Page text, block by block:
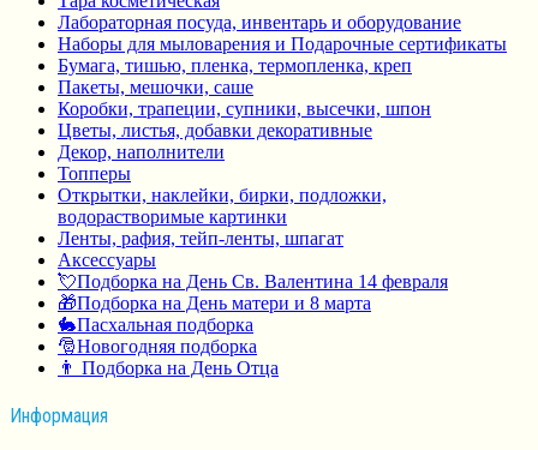
Лабораторная посуда, инвентарь и оборудование
Наборы для мыловарения и Подарочные сертификаты
Бумага, тишью, пленка, термопленка, креп
Пакеты, мешочки, саше
Коробки, трапеции, супники, высечки, шпон
Цветы, листья, добавки декоративные
Декор, наполнители
Топперы
Открытки, наклейки, бирки, подложки,
водорастворимые картинки
Ленты, рафия, тейп-ленты, шпагат
Аксессуары
💘Подборка на День Св. Валентина 14 февраля
🎁Подборка на День матери и 8 марта
🐇Пасхальная подборка
🎅Новогодняя подборка
👨 Подборка на День Отца
Информация